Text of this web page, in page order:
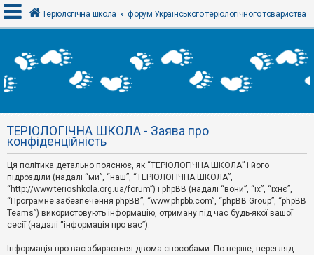
х
і
Р
е
с
т
р
а
ц
і
я
Теріологічна школа форум Українського теріологічного товариства
ТЕРІОЛОГІЧНА ШКОЛА - Заява про
конфіденційність
Ця політика детально пояснює, як “ТЕРІОЛОГІЧНА ШКОЛА” і його
підрозділи (надалі “ми”, “наш”, “ТЕРІОЛОГІЧНА ШКОЛА”,
“http://www.terioshkola.org.ua/forum”) і phpBB (надалі “вони”, “їх”, “їхнє”,
“Програмне забезпечення phpBB”, “www.phpbb.com”, “phpBB Group”, “phpBB
Teams”) використовують інформацію, отриману під час будь-якої вашої
сесії (надалі “інформація про вас”).
Інформація про вас збирається двома способами. По перше, перегляд